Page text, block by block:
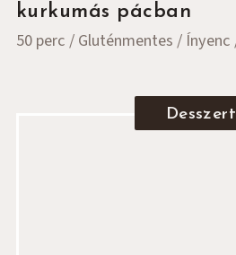
kurkumás pácban
50 perc Gluténmentes Ínyenc
Desszert